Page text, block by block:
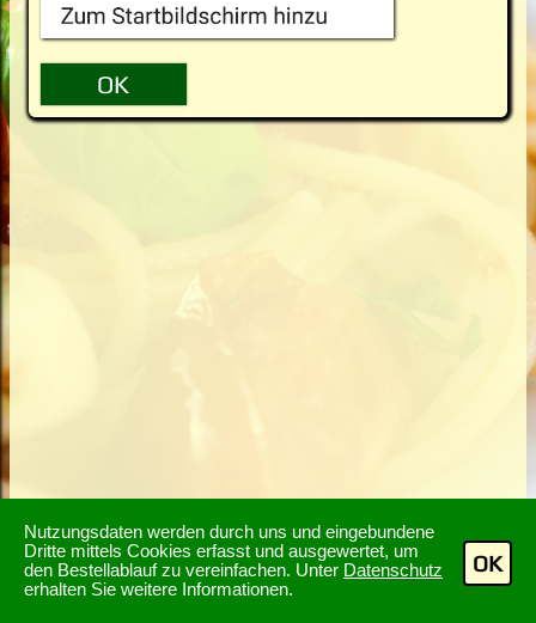
Nutzungsdaten werden durch uns und eingebundene
Dritte mittels Cookies erfasst und ausgewertet, um
den Bestellablauf zu vereinfachen. Unter Datenschutz
erhalten Sie weitere Informationen.
OK